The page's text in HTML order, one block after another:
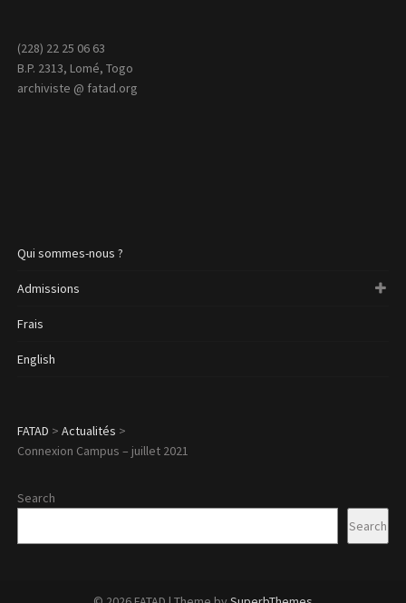
(228) 22 25 06 63
B.P. 2313, Lomé, Togo
archiviste @ fatad.org
Qui sommes-nous ?
Admissions
Frais
English
FATAD > Actualités >
Connexion Campus – juillet 2021
Search
Search